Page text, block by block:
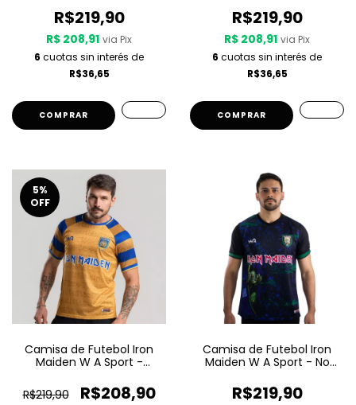
R$219,90
R$ 208,91 via Pix
6 cuotas sin interés de
R$36,65
COMPRAR
R$219,90
R$ 208,91 via Pix
6 cuotas sin interés de
R$36,65
COMPRAR
5%
OFF
Camisa de Futebol Iron
Maiden W A Sport -
R$219,90
R$208,90
Camisa de Futebol Iron
Maiden W A Sport - No
R$219,90